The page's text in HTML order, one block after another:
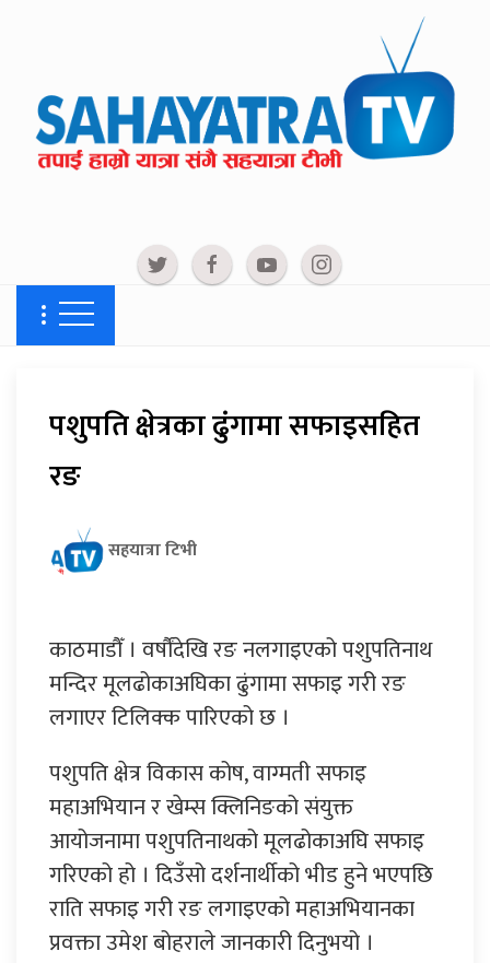
पशुपति क्षेत्रका ढुंगामा सफाइसहित
रङ
सहयात्रा टिभी
काठमाडौँ । वर्षौंदेखि रङ नलगाइएको पशुपतिनाथ
मन्दिर मूलढोकाअघिका ढुंगामा सफाइ गरी रङ
लगाएर टिलिक्क पारिएको छ ।
पशुपति क्षेत्र विकास कोष, वाग्मती सफाइ
महाअभियान र खेम्स क्लिनिङको संयुक्त
आयोजनामा पशुपतिनाथको मूलढोकाअघि सफाइ
गरिएको हो । दिउँसो दर्शनार्थीको भीड हुने भएपछि
राति सफाइ गरी रङ लगाइएको महाअभियानका
प्रवक्ता उमेश बोहराले जानकारी दिनुभयो ।